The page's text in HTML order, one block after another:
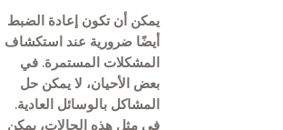
يمكن أن تكون إعادة الضبط
أيضًا ضرورية عند استكشاف
المشكلات المستمرة. في
بعض الأحيان، لا يمكن حل
المشاكل بالوسائل العادية.